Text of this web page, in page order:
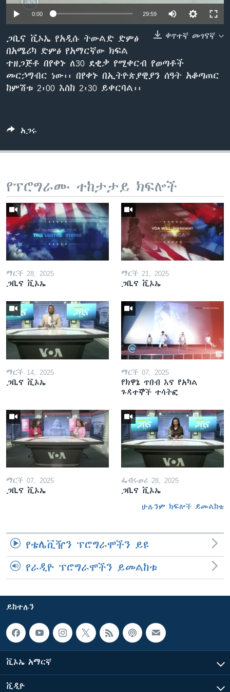
ቋንቋዎች
0:00 29:59
ቀጥተኛ መገናኛ
ጋቢና ቪኦኤ የአዲሱ ትውልድ ድምፅ
በአሜሪካ ድምፅ የአማርኛው ክፍል
ተዘጋጅቶ በየቀኑ ለ30 ደቂቃ የሚቀርብ የወጣቶች
መርኃግብር ነው፡፡ በየቀኑ በኢትዮጵያዊያን ሰዓት አቆጣጠር
ከምሽቱ 2፡00 እስከ 2፡30 ይቀርባል፡፡
አጋሩ
የፕሮግራሙ ተከታታይ ክፍሎች
ማርች 28, 2025
ጋቢና ቪኦኤ
ማርች 21, 2025
ጋቢና ቪኦኤ
ማርች 14, 2025
ጋቢና ቪኦኤ
ማርች 07, 2025
የክዋኔ ጥበብ እና የአካል
ጉዳተኞች ተሳትፎ
ማርች 07, 2025
ጋቢና ቪኦኤ
ፌብሩወሪ 28, 2025
ጋቢና ቪኦኤ
ሁሉንም ክፍሎች ይመልከቱ
የቴሌቪዥን ፕሮግራሞችን ይዩ
የራዲዮ ፕሮግራሞችን ይመልከቱ
ይከተሉን
ቪኦኤ አማርኛ
ቪዲዮ